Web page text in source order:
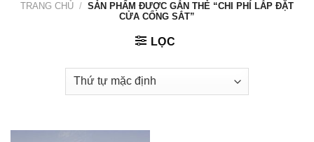
TRANG CHỦ / SẢN PHẨM ĐƯỢC GẮN THẺ “CHI PHÍ LẮP ĐẶT
CỬA CỔNG SẮT”
LỌC